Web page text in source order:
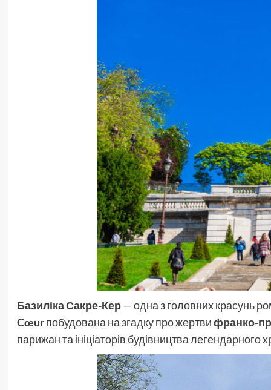
Базиліка Сакре-Кер— одна з головних красунь
Cœurпобудована на згадку про жертвифранко-
парижан та ініціаторів будівництва легендарного